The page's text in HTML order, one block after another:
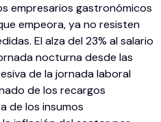
empresarios gastronómicos
empeora, ya no resisten
El alza del 23% al salario
nocturna desde las
de la jornada laboral
de los recargos
de los insumos